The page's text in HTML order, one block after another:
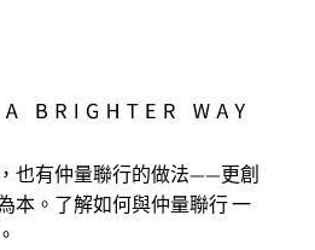
也有仲量聯行的做法——更創
本。了解如何與仲量聯行 一